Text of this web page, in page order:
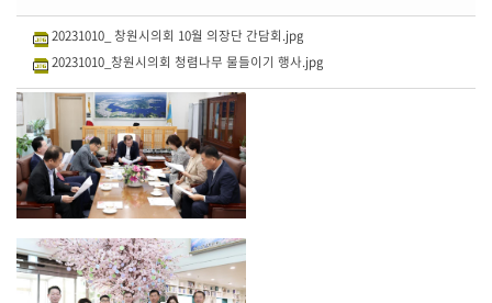
자
료20231010_ 창원시의회 10월 의장단 간담회.jpg
20231010_창원시의회 청렴나무 물들이기 행사.jpg